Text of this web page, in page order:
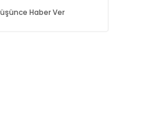
Haber Ver